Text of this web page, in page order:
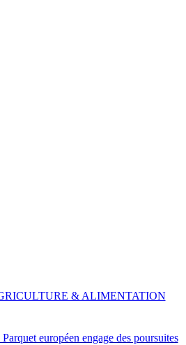
européen engage des poursuites
& ALIMENTATION